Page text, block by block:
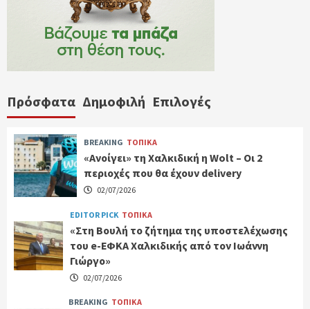
Πρόσφατα Δημοφιλή Επιλογές
BREAKING ΤΟΠΙΚΑ
«Ανοίγει» τη Χαλκιδική η Wolt – Οι 2
περιοχές που θα έχουν delivery
02/07/2026
EDITOR PICK ΤΟΠΙΚΑ
«Στη Βουλή το ζήτημα της υποστελέχωσης
του e-ΕΦΚΑ Χαλκιδικής από τον Ιωάννη
Γιώργο»
02/07/2026
BREAKING ΤΟΠΙΚΑ